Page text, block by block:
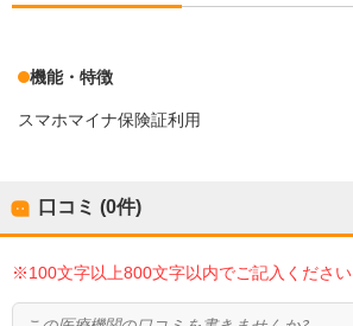
機能・特徴
スマホマイナ保険証利用
口コミ (0件)
※100文字以上800文字以内でご記入ください